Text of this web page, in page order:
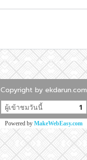
Copyright by ekdarun.com
ผู้เข้าชมวันนี้ 1
Powered by MakeWebEasy.com